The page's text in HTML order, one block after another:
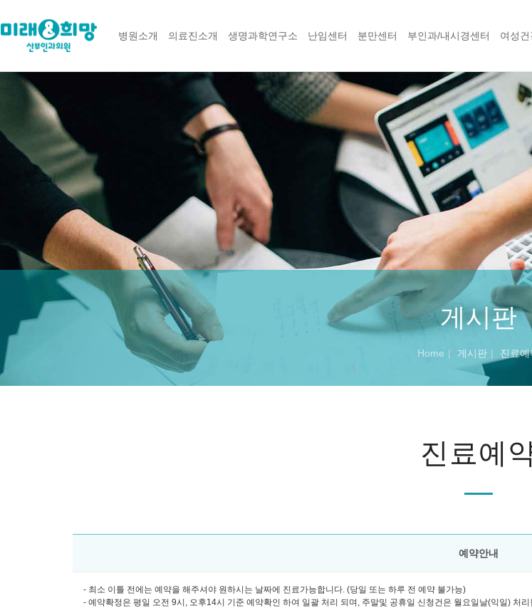
병원소개 의료진소개 생명과학연구소 난임센터 분만센터 부인과/내시경센터 여성건
게시판
Home 게시판 진료예
진료예
예약안내
- 최소 이틀 전에는 예약을 해주셔야 원하시는 날짜에 진료가능합니다. (당일 또는 하루 전 예약 불가능)
- 예약확정은 평일 오전 9시, 오후14시 기준 예약확인 하여 일괄 처리 되며, 주말및 공휴일 신청건은 월요일날(익일) 처리